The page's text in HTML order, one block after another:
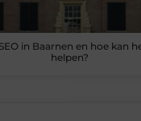
in Baarnen en hoe kan
helpen?